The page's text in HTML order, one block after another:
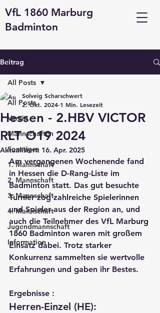
VfL 1860 Marburg
Badminton
Beitrag
All Posts
Verein
Mannschaften
Sonstiges
1. Mannschaft
2. Mannschaft
3. Mannschaft
4. Mannschaft
Jugendmannschaft
Information
All Posts
Hessen - 2.HBV VICTOR
RLT O19 2024
Solveig Scharschwert
2. Okt. 2024 1 Min. Lesezeit
Aktualisiert: 16. Apr. 2025
Am vergangenen Wochenende fand
in Hessen die D-Rang-Liste im
Badminton statt. Das gut besuchte
Turnier zog zahlreiche Spielerinnen
und Spieler aus der Region an, und
auch die Teilnehmer des VfL Marburg
1860 Badminton waren mit großem
Einsatz dabei. Trotz starker
Konkurrenz sammelten sie wertvolle
Erfahrungen und gaben ihr Bestes.
Ergebnisse :
Herren-Einzel (HE):